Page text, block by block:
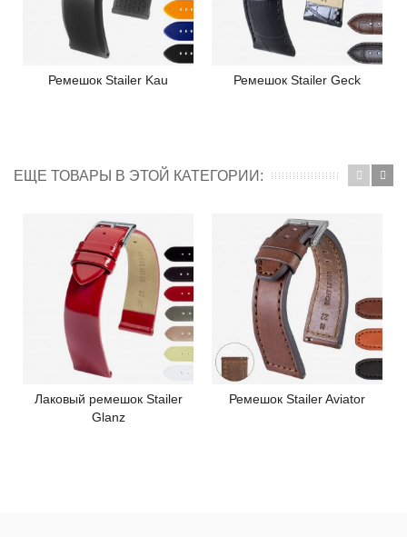
Ремешок Stailer Kau Ремешок Stailer Geck
ЕЩЕ ТОВАРЫ В ЭТОЙ КАТЕГОРИИ:
Лаковый ремешок Stailer
Glanz
Ремешок Stailer Aviator